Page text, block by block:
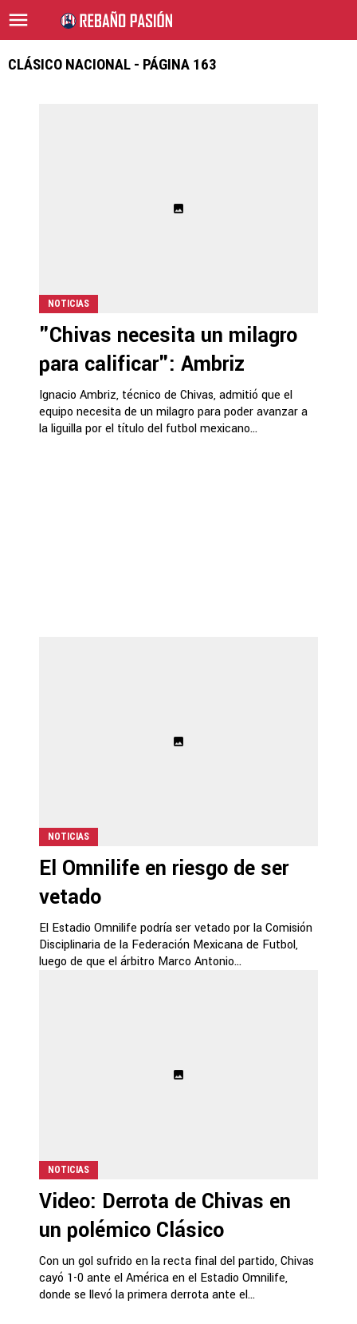
CLÁSICO NACIONAL - PÁGINA 163
NOTICIAS
"Chivas necesita un milagro
para calificar": Ambriz
Ignacio Ambriz, técnico de Chivas, admitió que el
equipo necesita de un milagro para poder avanzar a
la liguilla por el título del futbol mexicano...
NOTICIAS
El Omnilife en riesgo de ser
vetado
El Estadio Omnilife podría ser vetado por la Comisión
Disciplinaria de la Federación Mexicana de Futbol,
luego de que el árbitro Marco Antonio...
NOTICIAS
Video: Derrota de Chivas en
un polémico Clásico
Con un gol sufrido en la recta final del partido, Chivas
cayó 1-0 ante el América en el Estadio Omnilife,
donde se llevó la primera derrota ante el...